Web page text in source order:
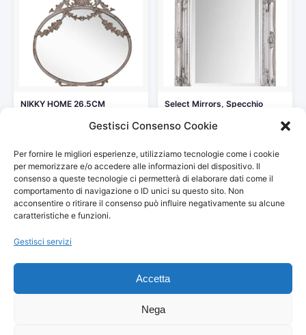
Gestisci Consenso Cookie
Per fornire le migliori esperienze, utilizziamo tecnologie come i cookie
per memorizzare e/o accedere alle informazioni del dispositivo. Il
consenso a queste tecnologie ci permetterà di elaborare dati come il
comportamento di navigazione o ID unici su questo sito. Non
acconsentire o ritirare il consenso può influire negativamente su alcune
caratteristiche e funzioni.
Gestisci servizi
Accetta
Nega
NIKKY HOME 26.5CM
Vedi storico
Select Mirrors, Specchio
barocco…
Vedi storico
© 2026Arredamento Vintage, Retrò
Partecipante al Programma di Affiliazione Amazon EU, un programma
potrebbero variare. Verifica sempre il prezzo finale su Amazon prima